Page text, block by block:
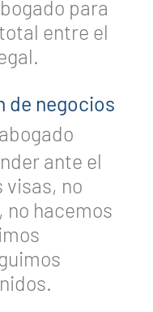
para
entre el
de negocios
ante el
visas, no
no hacemos